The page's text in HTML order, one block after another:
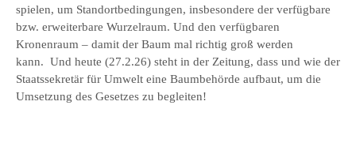
spielen, um Standortbedingungen, insbesondere der verfügbare
bzw. erweiterbare Wurzelraum. Und den verfügbaren
Kronenraum – damit der Baum mal richtig groß werden
kann. Und heute (27.2.26) steht in der Zeitung, dass und wie der
Staatssekretär für Umwelt eine Baumbehörde aufbaut, um die
Umsetzung des Gesetzes zu begleiten!